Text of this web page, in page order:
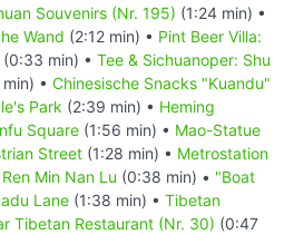
Souvenirs (Nr. 195) (1:24 min) •
Wand (2:12 min) • Pint Beer Villa:
(0:33 min) • Tee & Sichuanoper: Shu
• Chinesische Snacks "Kuandu"
Park (2:39 min) • Heming
Square (1:56 min) • Mao-Statue
Street (1:28 min) • Metrostation
Ren Min Nan Lu (0:38 min) • "Boat
Lane (1:38 min) • Tibetan
Tibetan Restaurant (Nr. 30) (0:47